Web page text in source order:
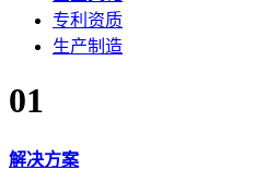
专利资质
生产制造
01
解决方案